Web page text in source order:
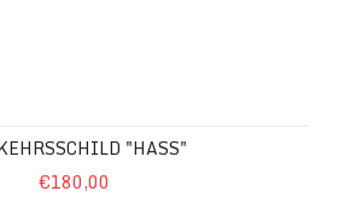
"HASS"
€180,00